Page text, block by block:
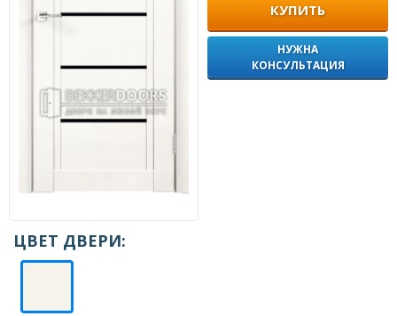
КУПИТЬ
НУЖНА
КОНСУЛЬТАЦИЯ
ЦВЕТ ДВЕРИ: